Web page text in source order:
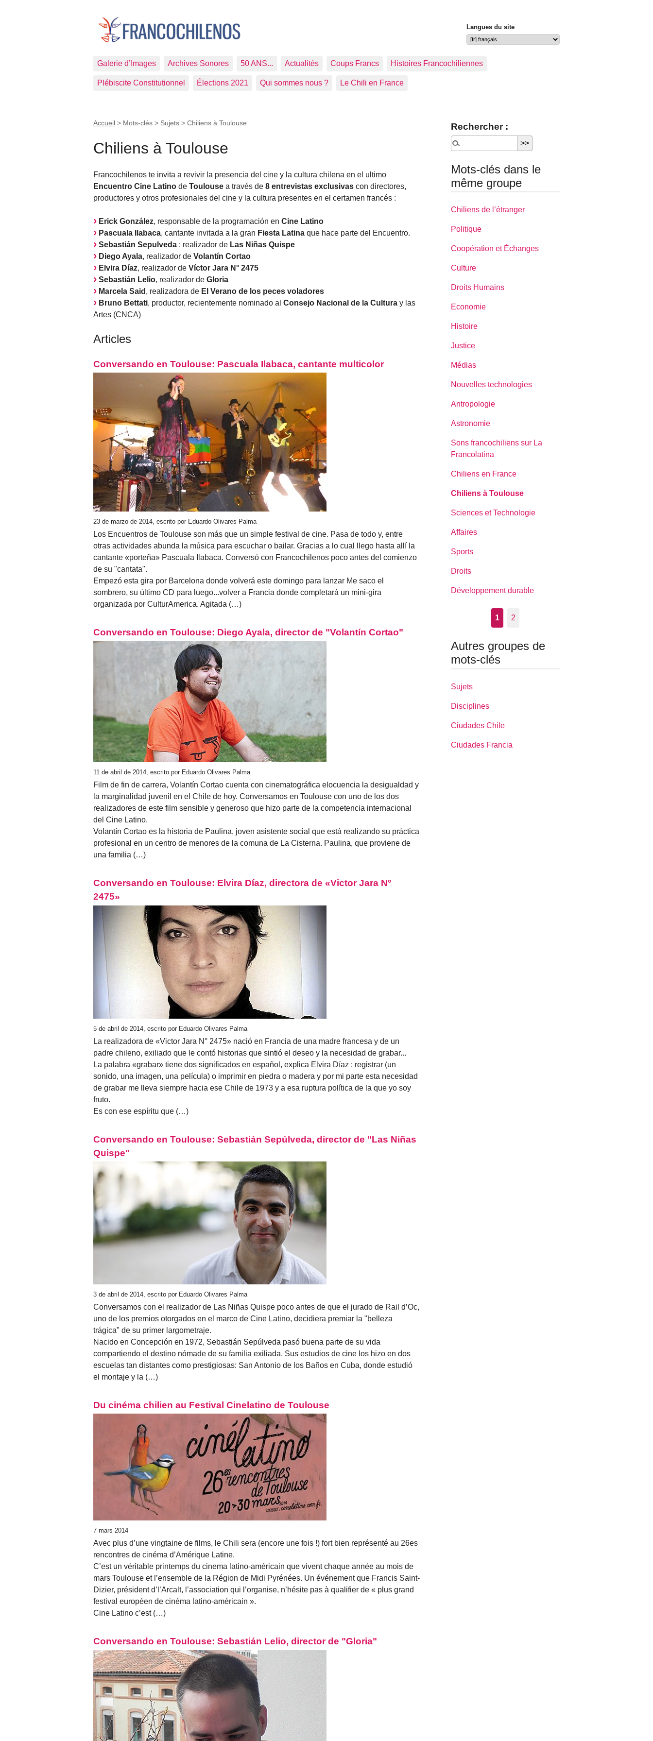
Langues du site
Galerie d’Images Archives Sonores 50 ANS... Actualités Coups Francs Histoires Francochiliennes
Plébiscite Constitutionnel Élections 2021 Qui sommes nous ? Le Chili en France
Accueil > Mots-clés > Sujets > Chiliens à Toulouse
Chiliens à Toulouse
Francochilenos te invita a revivir la presencia del cine y la cultura chilena en el ultimo
Encuentro Cine Latino de Toulouse a través de 8 entrevistas exclusivas con directores,
productores y otros profesionales del cine y la cultura presentes en el certamen francés :
Erick González, responsable de la programación en Cine Latino
Pascuala Ilabaca, cantante invitada a la gran Fiesta Latina que hace parte del Encuentro.
Sebastián Sepulveda : realizador de Las Niñas Quispe
Diego Ayala, realizador de Volantín Cortao
Elvira Díaz, realizador de Víctor Jara N° 2475
Sebastián Lelio, realizador de Gloria
Marcela Said , realizadora de El Verano de los peces voladores
Bruno Bettati, productor, recientemente nominado al Consejo Nacional de la Cultura y las
Artes (CNCA)
Articles
Conversando en Toulouse: Pascuala Ilabaca, cantante multicolor
23 de marzo de 2014, escrito por Eduardo Olivares Palma
Los Encuentros de Toulouse son más que un simple festival de cine. Pasa de todo y, entre
otras actividades abunda la música para escuchar o bailar. Gracias a lo cual llego hasta allí la
cantante «porteña» Pascuala Ilabaca. Conversó con Francochilenos poco antes del comienzo
de su "cantata".
Empezó esta gira por Barcelona donde volverá este domingo para lanzar Me saco el
sombrero, su último CD para luego...volver a Francia donde completará un mini-gira
organizada por CulturAmerica. Agitada (…)
Conversando en Toulouse: Diego Ayala, director de "Volantín Cortao"
11 de abril de 2014, escrito por Eduardo Olivares Palma
Film de fin de carrera, Volantín Cortao cuenta con cinematográfica elocuencia la desigualdad y
la marginalidad juvenil en el Chile de hoy. Conversamos en Toulouse con uno de los dos
realizadores de este film sensible y generoso que hizo parte de la competencia internacional
del Cine Latino.
Volantín Cortao es la historia de Paulina, joven asistente social que está realizando su práctica
profesional en un centro de menores de la comuna de La Cisterna. Paulina, que proviene de
una familia (…)
Conversando en Toulouse: Elvira Díaz, directora de «Victor Jara N°
2475»
5 de abril de 2014, escrito por Eduardo Olivares Palma
La realizadora de «Victor Jara N° 2475» nació en Francia de una madre francesa y de un
padre chileno, exiliado que le contó historias que sintió el deseo y la necesidad de grabar...
La palabra «grabar» tiene dos significados en español, explica Elvira Díaz : registrar (un
sonido, una imagen, una película) o imprimir en piedra o madera y por mi parte esta necesidad
de grabar me lleva siempre hacia ese Chile de 1973 y a esa ruptura política de la que yo soy
fruto.
Es con ese espíritu que (…)
Conversando en Toulouse: Sebastián Sepúlveda, director de "Las Niñas
Quispe"
3 de abril de 2014, escrito por Eduardo Olivares Palma
Conversamos con el realizador de Las Niñas Quispe poco antes de que el jurado de Rail d’Oc,
uno de los premios otorgados en el marco de Cine Latino, decidiera premiar la "belleza
trágica" de su primer largometraje.
Nacido en Concepción en 1972, Sebastián Sepúlveda pasó buena parte de su vida
compartiendo el destino nómade de su familia exiliada. Sus estudios de cine los hizo en dos
escuelas tan distantes como prestigiosas: San Antonio de los Baños en Cuba, donde estudió
el montaje y la (…)
Du cinéma chilien au Festival Cinelatino de Toulouse
7 mars 2014
Avec plus d’une vingtaine de films, le Chili sera (encore une fois !) fort bien représenté au 26es
rencontres de cinéma d’Amérique Latine.
C’est un véritable printemps du cinema latino-américain que vivent chaque année au mois de
mars Toulouse et l’ensemble de la Région de Midi Pyrénées. Un événement que Francis Saint-
Dizier, président d’l’Arcalt, l’association qui l’organise, n’hésite pas à qualifier de « plus grand
festival européen de cinéma latino-américain ».
Cine Latino c’est (…)
Conversando en Toulouse: Sebastián Lelio, director de "Gloria"
Rechercher :
Mots-clés dans le
même groupe
Chiliens de l’étranger
Politique
Coopération et Échanges
Culture
Droits Humains
Economie
Histoire
Justice
Médias
Nouvelles technologies
Antropologie
Astronomie
Sons francochiliens sur La
Francolatina
Chiliens en France
Chiliens à Toulouse
Sciences et Technologie
Affaires
Sports
Droits
Développement durable
1 2
Autres groupes de
mots-clés
Sujets
Disciplines
Ciudades Chile
Ciudades Francia